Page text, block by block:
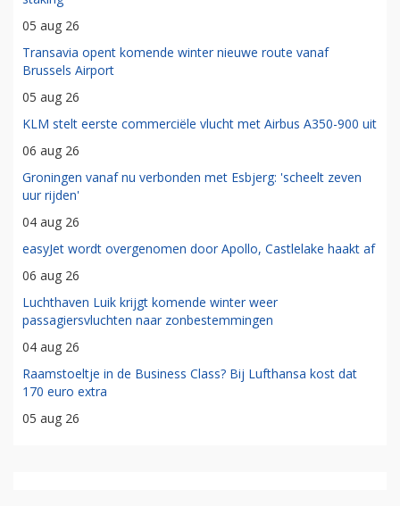
05 aug 26
Transavia opent komende winter nieuwe route vanaf
Brussels Airport
05 aug 26
KLM stelt eerste commerciële vlucht met Airbus A350-900 uit
06 aug 26
Groningen vanaf nu verbonden met Esbjerg: 'scheelt zeven
uur rijden'
04 aug 26
easyJet wordt overgenomen door Apollo, Castlelake haakt af
06 aug 26
Luchthaven Luik krijgt komende winter weer
passagiersvluchten naar zonbestemmingen
04 aug 26
Raamstoeltje in de Business Class? Bij Lufthansa kost dat
170 euro extra
05 aug 26